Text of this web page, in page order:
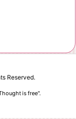
Reserved.
is free".